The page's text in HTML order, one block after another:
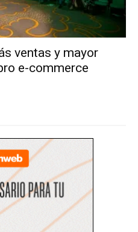
ventas y mayor
e-commerce